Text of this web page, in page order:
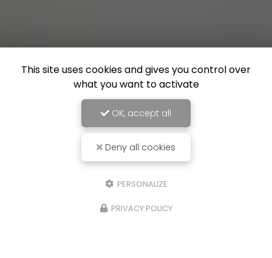
This site uses cookies and gives you control over
what you want to activate
OK, accept all
Deny all cookies
PERSONALIZE
PRIVACY POLICY